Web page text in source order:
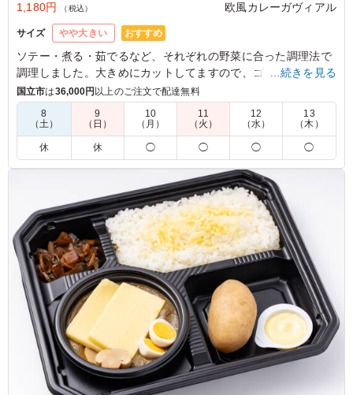
1,180円
（税込） 欧風カレーガヴィアル
サイズ やや大きい おすすめ
ソテー・煮る・茹でるなど、それぞれの野菜に合った調理法で
調理しました。大きめにカットしてますので、ゴロゴロした食
感をお楽しみいただけます。(季節によって野菜の内容は異なり
ます。)
5.0
大きくカットされた野菜は彩りが良く、非常に魅力的で人
気のメニューでした。丸ごと入ったジャガイモも箸休めに
ちょうど良く、大変満足しております。温かい状態でいた
だくことができればより一層良かったなぁと思いました。
ご利用シーン：ロケ・撮影›スタジオ撮影
東京都墨田区本所2025/12/19
…続きを見る
国立市は36,000円 以上のご注文で配達無料
8
（土）
9
（日）
10
（月）
11
（火）
12
（水）
13
（木）
休 休 ◯ ◯ ◯ ◯